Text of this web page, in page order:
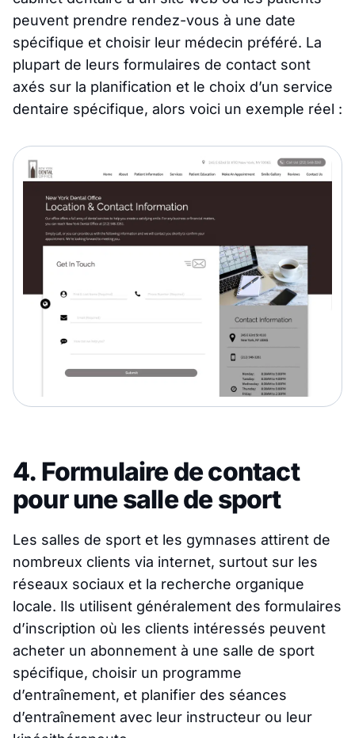
peuvent prendre rendez-vous à une date
spécifique et choisir leur médecin préféré. La
plupart de leurs formulaires de contact sont
axés sur la planification et le choix d’un service
dentaire spécifique, alors voici un exemple réel :
4. Formulaire de contact
pour une salle de sport
Les salles de sport et les gymnases attirent de
nombreux clients via internet, surtout sur les
réseaux sociaux et la recherche organique
locale. Ils utilisent généralement des formulaires
d’inscription où les clients intéressés peuvent
acheter un abonnement à une salle de sport
spécifique, choisir un programme
d’entraînement, et planifier des séances
d’entraînement avec leur instructeur ou leur